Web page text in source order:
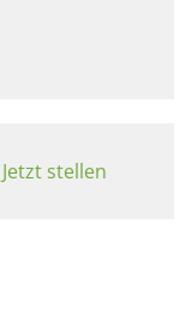
stellen